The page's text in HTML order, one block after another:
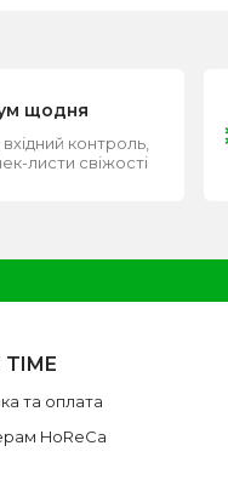
щодня
контроль,
листи свіжості
TIME
та оплата
HoReCa